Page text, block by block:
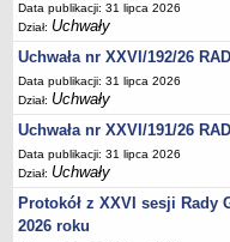
Sygnaliści
Galeria
Raporty o stanie
Wnioski
WŁADZE I STRUKTURA
Struktura organizacyjna
Rada gminy
Wójt
Data publikacji: 31 lipca 2026
Dział: Uchwały
Uchwała nr XXVI/192/26
Data publikacji: 31 lipca 2026
Dział: Uchwały
Uchwała nr XXVI/191/26
Data publikacji: 31 lipca 2026
Dział: Uchwały
Protokół z XXVI sesji
2026 roku